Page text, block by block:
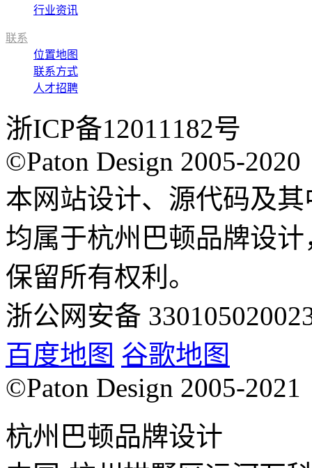
行业资讯
联系
位置地图
联系方式
人才招聘
浙ICP备12011182号
©Paton Design 2005-2020
本网站设计、源代码及
均属于杭州巴顿品牌设计
保留所有权利。
浙公网安备
百度地图 谷歌地图
©Paton Design 2005-2021
杭州巴顿品牌设计